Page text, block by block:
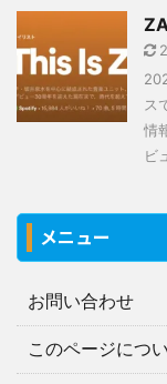
ス
情
ビ
メニュー
お問い合わせ
このページにつ